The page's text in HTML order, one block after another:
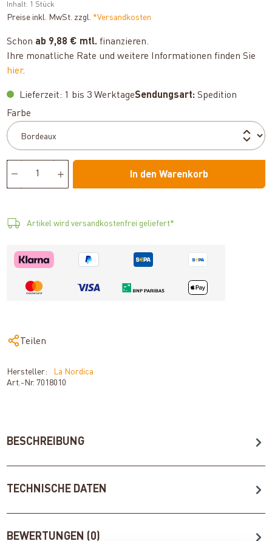
Inhalt: 1 Stück
Preise inkl. MwSt. zzgl. *Versandkosten
Schon ab 9,88 € mtl. finanzieren.
Ihre monatliche Rate und weitere Informationen finden Sie
hier.
Lieferzeit: 1 bis 3 WerktageSendungsart: Spedition
Farbe
In den Warenkorb
Artikel wird versandkostenfrei geliefert*
Teilen
Hersteller:
La Nordica
Art.-Nr. 7018010
BESCHREIBUNG
TECHNISCHE DATEN
BEWERTUNGEN (0)